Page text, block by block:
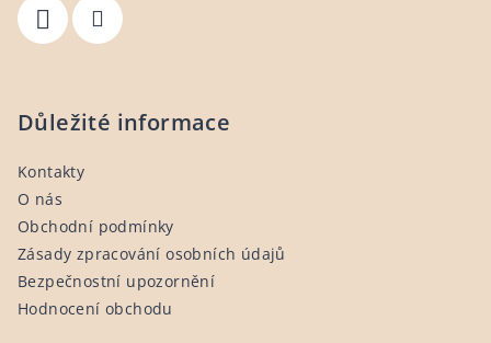
Důležité informace
Kontakty
O nás
Obchodní podmínky
Zásady zpracování osobních údajů
Bezpečnostní upozornění
Hodnocení obchodu